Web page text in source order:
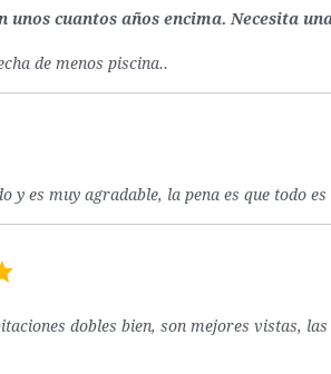
unos cuantos años encima. Necesita
de menos piscina..
y es muy agradable, la pena es que todo
dobles bien, son mejores vistas,